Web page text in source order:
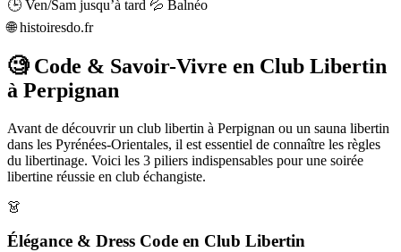
🕒 Ven/Sam jusqu’à tard 💦 Balnéo
🌐histoiresdo.fr
🧐 Code & Savoir-Vivre en Club Libertin
à Perpignan
Avant de découvrir un club libertin à Perpignan ou un sauna libertin
dans les Pyrénées-Orientales, il est essentiel de connaître les règles
du libertinage. Voici les 3 piliers indispensables pour une soirée
libertine réussie en club échangiste.
👗
Élégance & Dress Code en Club Libertin